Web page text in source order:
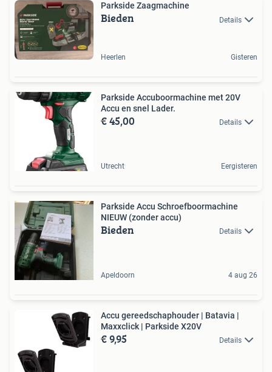
Parkside Zaagmachine
Bieden Details
Heerlen Gisteren
Parkside Accuboormachine met 20V
Accu en snel Lader.
€ 45,00 Details
Utrecht Eergisteren
Parkside Accu Schroefboormachine
NIEUW (zonder accu)
Bieden Details
Apeldoorn 4 aug 26
Accu gereedschaphouder | Batavia |
Maxxclick | Parkside X20V
€ 9,95 Details